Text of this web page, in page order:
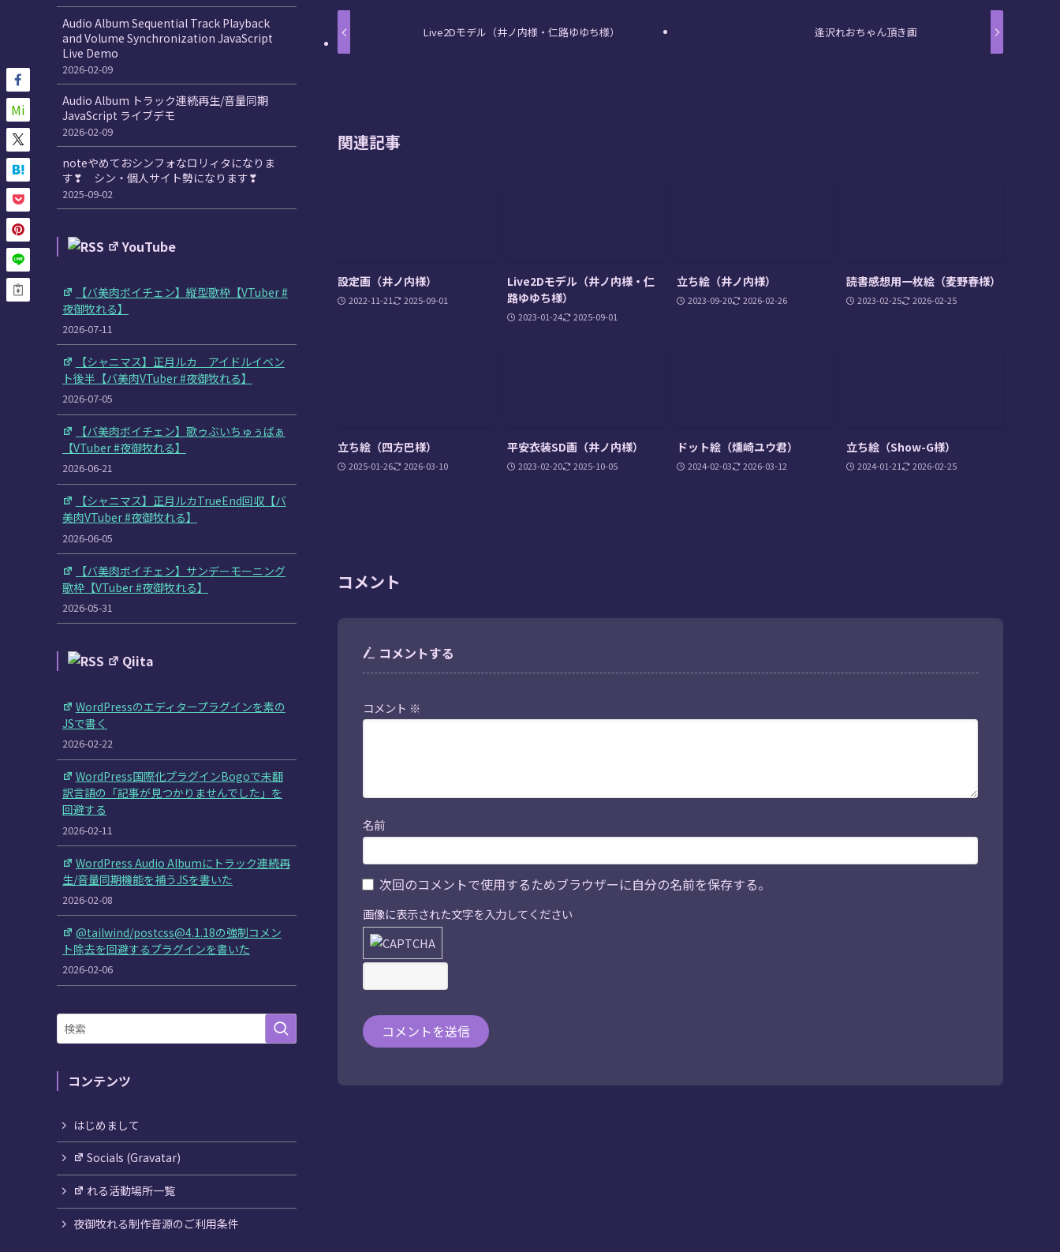
Mi
Live2Dモデル（井ノ内様・仁路ゆゆち様） 逢沢れおちゃん頂き画
関連記事
設定画（井ノ内様）
2022-11-21 2025-09-01
Live2Dモデル（井ノ内様・仁
路ゆゆち様）
2023-01-24 2025-09-01
立ち絵（井ノ内様）
2023-09-20 2026-02-26
読書感想用一枚絵（麦野春様）
2023-02-25 2026-02-25
立ち絵（四方巴様）
2025-01-26 2026-03-10
平安衣装SD画（井ノ内様）
2023-02-20 2025-10-05
ドット絵（燻崎ユウ君）
2024-02-03 2026-03-12
立ち絵（Show-G様）
2024-01-21 2026-02-25
コメント
コメントする
コメント ※
名前
画像に表示された文字を入力してください
Audio Album Sequential Track Playback
and Volume Synchronization JavaScript
Live Demo
2026-02-09
Audio Album トラック連続再生/音量同期
JavaScript ライブデモ
2026-02-09
noteやめておシンフォなロリィタになりま
す❣ シン・個人サイト勢になります❣
2025-09-02
YouTube
【バ美肉ボイチェン】縦型歌枠【VTuber #
夜御牧れる】
2026-07-11
【シャニマス】正月ルカ アイドルイベン
ト後半【バ美肉VTuber #夜御牧れる】
2026-07-05
【バ美肉ボイチェン】歌ゥぶいちゅぅばぁ
【VTuber #夜御牧れる】
2026-06-21
【シャニマス】正月ルカTrueEnd回収【バ
美肉VTuber #夜御牧れる】
2026-06-05
【バ美肉ボイチェン】サンデーモーニング
歌枠【VTuber #夜御牧れる】
2026-05-31
Qiita
WordPressのエディタープラグインを素の
JSで書く
2026-02-22
WordPress国際化プラグインBogoで未翻
訳言語の「記事が見つかりませんでした」を
回避する
2026-02-11
WordPress Audio Albumにトラック連続再
生/音量同期機能を補うJSを書いた
2026-02-08
@tailwind/postcss@4.1.18の強制コメン
ト除去を回避するプラグインを書いた
2026-02-06
コンテンツ
はじめまして
Socials (Gravatar)
れる活動場所一覧
夜御牧れる制作音源のご利用条件